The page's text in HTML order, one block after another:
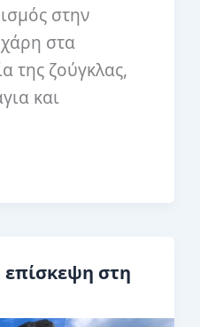
στην
στα
της ζούγκλας,
και
επίσκεψη στη